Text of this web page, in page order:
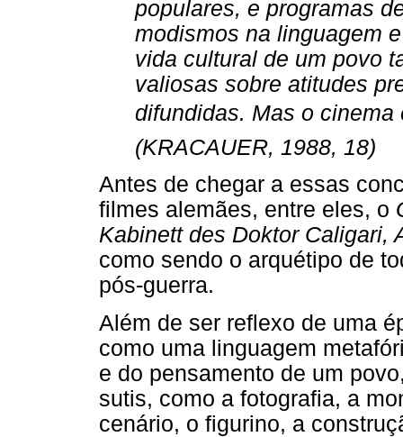
populares, e programas
modismos na linguagem
vida cultural de um povo
valiosas sobre atitudes
difundidas. Mas o cinema
(KRACAUER, 1988, 18)
Antes de chegar a essas
filmes alemães, entre eles, o
Kabinett des Doktor Caligari,
como sendo o arquétipo de
pós-guerra.
Além de ser reflexo de uma
como uma linguagem
e do pensamento de um
sutis, como a fotografia, a
cenário, o figurino, a